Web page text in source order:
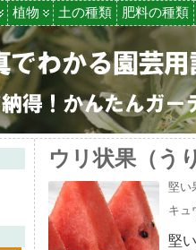
植物 土の種類 肥料の種類
ウリ状果（う
堅い
キュ
堅